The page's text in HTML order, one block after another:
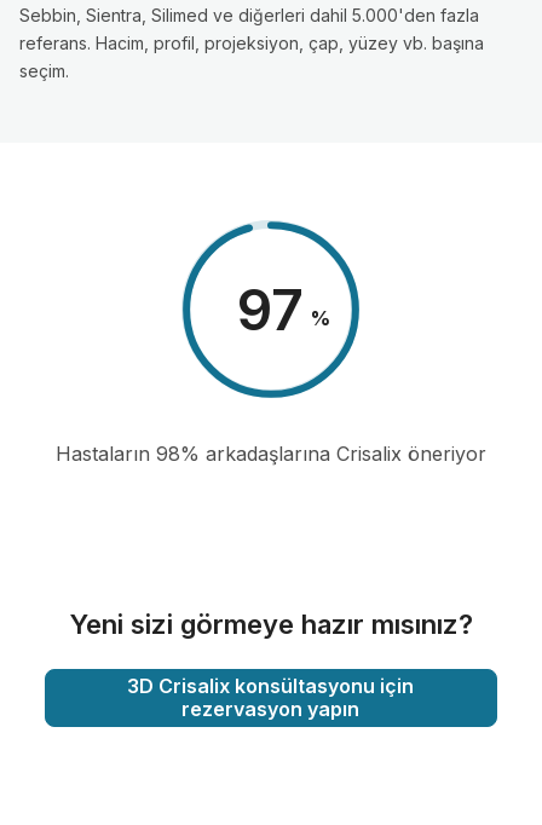
Sebbin, Sientra, Silimed ve diğerleri dahil 5.000'den fazla
referans. Hacim, profil, projeksiyon, çap, yüzey vb. başına
seçim.
98 %
Hastaların 98% arkadaşlarına Crisalix öneriyor
Yeni sizi görmeye hazır mısınız?
3D Crisalix konsültasyonu için
rezervasyon yapın